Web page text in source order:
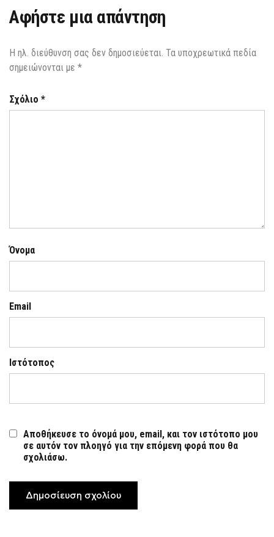
Αφήστε μια απάντηση
Η ηλ. διεύθυνση σας δεν δημοσιεύεται. Τα υποχρεωτικά πεδία
σημειώνονται με *
Σχόλιο *
Όνομα
Email
Ιστότοπος
Αποθήκευσε το όνομά μου, email, και τον ιστότοπο μου
σε αυτόν τον πλοηγό για την επόμενη φορά που θα
σχολιάσω.